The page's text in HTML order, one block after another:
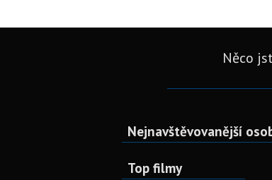
Něco
Nejnavštěvovanější
Top filmy